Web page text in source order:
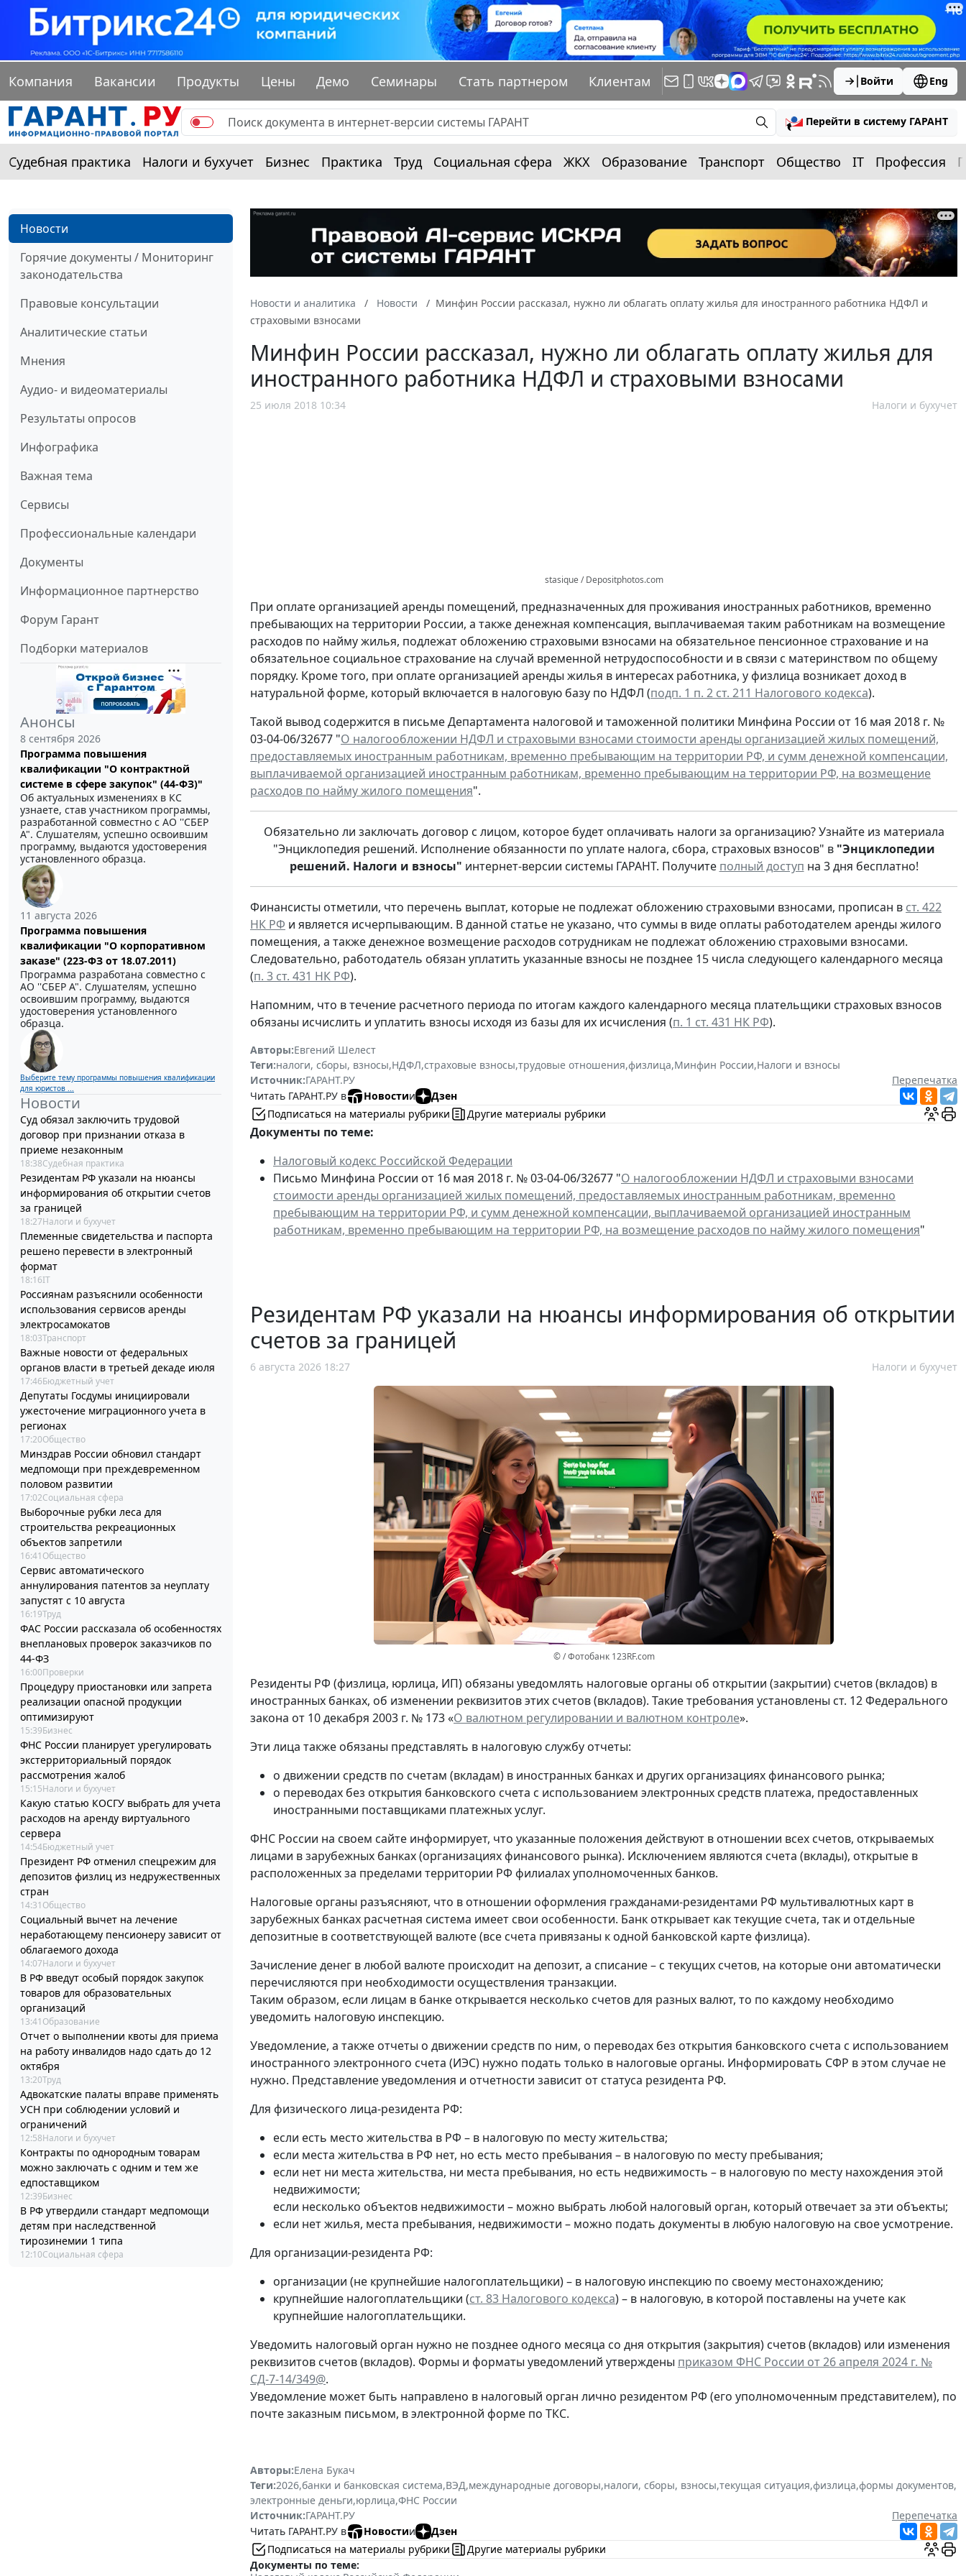
Компания Вакансии Продукты Цены Демо Семинары Стать партнером Клиентам Войти Eng
Перейти в систему ГАРАНТ
Судебная практика Налоги и бухучет Бизнес Практика Труд Социальная сфера ЖКХ Образование Транспорт Общество IT Профессия
Новости
Горячие документы / Мониторинг
законодательства
Правовые консультации
Аналитические статьи
Мнения
Аудио- и видеоматериалы
Результаты опросов
Инфографика
Важная тема
Сервисы
Профессиональные календари
Документы
Информационное партнерство
Форум Гарант
Подборки материалов
Анонсы
8 сентября 2026
Программа повышения
квалификации "О контрактной
системе в сфере закупок" (44-ФЗ)"
Об актуальных изменениях в КС
узнаете, став участником программы,
разработанной совместно с АО ''СБЕР
А". Слушателям, успешно освоившим
программу, выдаются удостоверения
установленного образца.
11 августа 2026
Программа повышения
квалификации "О корпоративном
заказе" (223-ФЗ от 18.07.2011)
Программа разработана совместно с
АО ''СБЕР А". Слушателям, успешно
освоившим программу, выдаются
удостоверения установленного
образца.
Выберите тему программы повышения квалификации
для юристов ...
Новости
Суд обязал заключить трудовой
договор при признании отказа в
приеме незаконным
18:38Судебная практика
Резидентам РФ указали на нюансы
информирования об открытии счетов
за границей
18:27Налоги и бухучет
Племенные свидетельства и паспорта
решено перевести в электронный
формат
18:16IT
Россиянам разъяснили особенности
использования сервисов аренды
электросамокатов
18:03Транспорт
Важные новости от федеральных
органов власти в третьей декаде июля
17:46Бюджетный учет
Депутаты Госдумы инициировали
ужесточение миграционного учета в
регионах
17:20Общество
Минздрав России обновил стандарт
медпомощи при преждевременном
половом развитии
17:02Социальная сфера
Выборочные рубки леса для
строительства рекреационных
объектов запретили
16:41 Общество
Сервис автоматического
аннулирования патентов за неуплату
запустят с 10 августа
16:19Труд
ФАС России рассказала об особенностях
внеплановых проверок заказчиков по
44-ФЗ
16:00Проверки
Процедуру приостановки или запрета
реализации опасной продукции
оптимизируют
15:39Бизнес
ФНС России планирует урегулировать
экстерриториальный порядок
рассмотрения жалоб
15:15Налоги и бухучет
Какую статью КОСГУ выбрать для учета
расходов на аренду виртуального
сервера
14:54Бюджетный учет
Президент РФ отменил спецрежим для
депозитов физлиц из недружественных
стран
14:31 Общество
Социальный вычет на лечение
неработающему пенсионеру зависит от
облагаемого дохода
14:07Налоги и бухучет
В РФ введут особый порядок закупок
товаров для образовательных
организаций
13:41 Образование
Отчет о выполнении квоты для приема
на работу инвалидов надо сдать до 12
октября
13:20Труд
Адвокатские палаты вправе применять
УСН при соблюдении условий и
ограничений
12:58Налоги и бухучет
Контракты по однородным товарам
можно заключать с одним и тем же
едпоставщиком
12:39Бизнес
В РФ утвердили стандарт медпомощи
детям при наследственной
тирозинемии 1 типа
12:10Социальная сфера
Новости и аналитика Новости
Минфин России рассказал, нужно ли облагать оплату жилья для иностранного работника НДФЛ и
страховыми взносами
Минфин России рассказал, нужно ли облагать оплату жилья для
иностранного работника НДФЛ и страховыми взносами
25 июля 2018 10:34 Налоги и бухучет
stasique / Depositphotos.com
При оплате организацией аренды помещений, предназначенных для проживания иностранных работников, временно
пребывающих на территории России, а также денежная компенсация, выплачиваемая таким работникам на возмещение
расходов по найму жилья, подлежат обложению страховыми взносами на обязательное пенсионное страхование и на
обязательное социальное страхование на случай временной нетрудоспособности и в связи с материнством по общему
порядку. Кроме того, при оплате организацией аренды жилья в интересах работника, у физлица возникает доход в
натуральной форме, который включается в налоговую базу по НДФЛ (подп. 1 п. 2 ст. 211 Налогового кодекса).
Такой вывод содержится в письме Департамента налоговой и таможенной политики Минфина России от 16 мая 2018 г. №
03-04-06/32677 "О налогообложении НДФЛ и страховыми взносами стоимости аренды организацией жилых помещений,
предоставляемых иностранным работникам, временно пребывающим на территории РФ, и сумм денежной компенсации,
выплачиваемой организацией иностранным работникам, временно пребывающим на территории РФ, на возмещение
расходов по найму жилого помещения".
Обязательно ли заключать договор с лицом, которое будет оплачивать налоги за организацию? Узнайте из материала
"Энциклопедия решений. Исполнение обязанности по уплате налога, сбора, страховых взносов" в "Энциклопедии
решений. Налоги и взносы" интернет-версии системы ГАРАНТ. Получите полный доступ на 3 дня бесплатно!
Финансисты отметили, что перечень выплат, которые не подлежат обложению страховыми взносами, прописан в ст. 422
НК РФ и является исчерпывающим. В данной статье не указано, что суммы в виде оплаты работодателем аренды жилого
помещения, а также денежное возмещение расходов сотрудникам не подлежат обложению страховыми взносами.
Следовательно, работодатель обязан уплатить указанные взносы не позднее 15 числа следующего календарного месяца
(п. 3 ст. 431 НК РФ).
Напомним, что в течение расчетного периода по итогам каждого календарного месяца плательщики страховых взносов
обязаны исчислить и уплатить взносы исходя из базы для их исчисления (п. 1 ст. 431 НК РФ).
Авторы:Евгений Шелест
Теги:налоги, сборы, взносы,НДФЛ,страховые взносы,трудовые отношения,физлица,Минфин России,Налоги и взносы
Источник:ГАРАНТ.РУ
Перепечатка
Читать ГАРАНТ.РУ в
Новостии
Дзен
Подписаться на материалы рубрики
Другие материалы рубрики
Документы по теме:
Налоговый кодекс Российской Федерации
Письмо Минфина России от 16 мая 2018 г. № 03-04-06/32677 "О налогообложении НДФЛ и страховыми взносами
стоимости аренды организацией жилых помещений, предоставляемых иностранным работникам, временно
пребывающим на территории РФ, и сумм денежной компенсации, выплачиваемой организацией иностранным
работникам, временно пребывающим на территории РФ, на возмещение расходов по найму жилого помещения"
Резидентам РФ указали на нюансы информирования об открытии
счетов за границей
6 августа 2026 18:27 Налоги и бухучет
© / Фотобанк 123RF.com
Резиденты РФ (физлица, юрлица, ИП) обязаны уведомлять налоговые органы об открытии (закрытии) счетов (вкладов) в
иностранных банках, об изменении реквизитов этих счетов (вкладов). Такие требования установлены ст. 12 Федерального
закона от 10 декабря 2003 г. № 173 «О валютном регулировании и валютном контроле».
Эти лица также обязаны представлять в налоговую службу отчеты:
о движении средств по счетам (вкладам) в иностранных банках и других организациях финансового рынка;
о переводах без открытия банковского счета с использованием электронных средств платежа, предоставленных
иностранными поставщиками платежных услуг.
ФНС России на своем сайте информирует, что указанные положения действуют в отношении всех счетов, открываемых
лицами в зарубежных банках (организациях финансового рынка). Исключением являются счета (вклады), открытые в
расположенных за пределами территории РФ филиалах уполномоченных банков.
Налоговые органы разъясняют, что в отношении оформления гражданами-резидентами РФ мультивалютных карт в
зарубежных банках расчетная система имеет свои особенности. Банк открывает как текущие счета, так и отдельные
депозитные в соответствующей валюте (все счета привязаны к одной банковской карте физлица).
Зачисление денег в любой валюте происходит на депозит, а списание – с текущих счетов, на которые они автоматически
перечисляются при необходимости осуществления транзакции.
Таким образом, если лицам в банке открывается несколько счетов для разных валют, то по каждому необходимо
уведомить налоговую инспекцию.
Уведомление, а также отчеты о движении средств по ним, о переводах без открытия банковского счета с использованием
иностранного электронного счета (ИЭС) нужно подать только в налоговые органы. Информировать СФР в этом случае не
нужно. Представление уведомления и отчетности зависит от статуса резидента РФ.
Для физического лица-резидента РФ:
если есть место жительства в РФ – в налоговую по месту жительства;
если места жительства в РФ нет, но есть место пребывания – в налоговую по месту пребывания;
если нет ни места жительства, ни места пребывания, но есть недвижимость – в налоговую по месту нахождения этой
недвижимости;
если несколько объектов недвижимости – можно выбрать любой налоговый орган, который отвечает за эти объекты;
если нет жилья, места пребывания, недвижимости – можно подать документы в любую налоговую на свое усмотрение.
Для организации-резидента РФ:
организации (не крупнейшие налогоплательщики) – в налоговую инспекцию по своему местонахождению;
крупнейшие налогоплательщики (ст. 83 Налогового кодекса) – в налоговую, в которой поставлены на учете как
крупнейшие налогоплательщики.
Уведомить налоговый орган нужно не позднее одного месяца со дня открытия (закрытия) счетов (вкладов) или изменения
реквизитов счетов (вкладов). Формы и форматы уведомлений утверждены приказом ФНС России от 26 апреля 2024 г. №
СД-7-14/349@.
Уведомление может быть направлено в налоговый орган лично резидентом РФ (его уполномоченным представителем), по
почте заказным письмом, в электронной форме по ТКС.
Авторы:Елена Букач
Теги:2026,банки и банковская система,ВЭД,международные договоры,налоги, сборы, взносы,текущая ситуация,физлица,формы документов,
электронные деньги,юрлица,ФНС России
Источник:ГАРАНТ.РУ
Перепечатка
Читать ГАРАНТ.РУ в
Новостии
Дзен
Подписаться на материалы рубрики
Другие материалы рубрики
Документы по теме: